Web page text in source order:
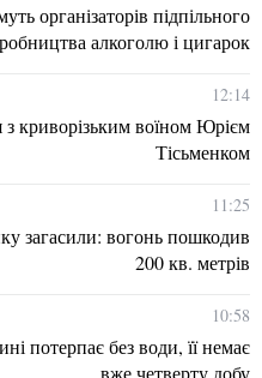
організаторів підпільного
алкоголю і цигарок
12:14
криворізьким воїном Юрієм
Тісьменком
11:25
загасили: вогонь пошкодив
200 кв. метрів
10:58
потерпає без води, її немає
вже четверту добу